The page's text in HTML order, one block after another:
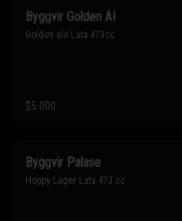
Byggvir Golden AI
Golden ale Lata 473cc
$5.000
Byggvir Palase
Hoppy Lager Lata 473 cc